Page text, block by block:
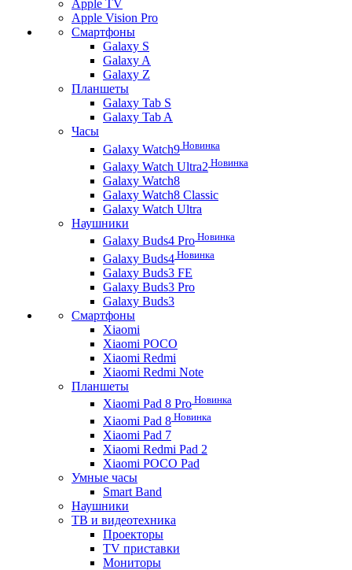
Apple TV
Apple Vision Pro
Смартфоны
Galaxy S
Galaxy A
Galaxy Z
Планшеты
Galaxy Tab S
Galaxy Tab A
Часы
Galaxy Watch9 Новинка
Galaxy Watch Ultra2 Новинка
Galaxy Watch8
Galaxy Watch8 Classic
Galaxy Watch Ultra
Наушники
Galaxy Buds4 Pro Новинка
Galaxy Buds4 Новинка
Galaxy Buds3 FE
Galaxy Buds3 Pro
Galaxy Buds3
Смартфоны
Xiaomi
Xiaomi POCO
Xiaomi Redmi
Xiaomi Redmi Note
Планшеты
Xiaomi Pad 8 Pro Новинка
Xiaomi Pad 8 Новинка
Xiaomi Pad 7
Xiaomi Redmi Pad 2
Xiaomi POCO Pad
Умные часы
Smart Band
Наушники
ТВ и видеотехника
Проекторы
TV приставки
Мониторы